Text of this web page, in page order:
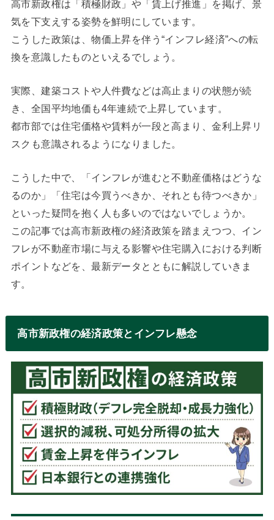
高市新政権は「積極財政」や「賃上げ推進」を掲げ、景
気を下支えする姿勢を鮮明にしています。
こうした政策は、物価上昇を伴う“インフレ経済”への転
換を意識したものといえるでしょう。
実際、建築コストや人件費などは高止まりの状態が続
き、全国平均地価も4年連続で上昇しています。
都市部では住宅価格や賃料が一段と高まり、金利上昇リ
スクも意識されるようになりました。
こうした中で、「インフレが進むと不動産価格はどうな
るのか」「住宅は今買うべきか、それとも待つべきか」
といった疑問を抱く人も多いのではないでしょうか。
この記事では高市新政権の経済政策を踏まえつつ、イン
フレが不動産市場に与える影響や住宅購入における判断
ポイントなどを、最新データとともに解説していきま
す。
高市新政権の経済政策とインフレ懸念